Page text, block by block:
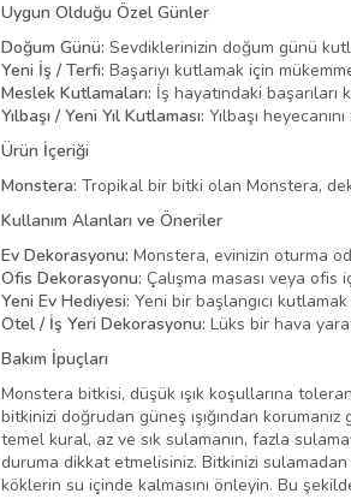
Uygun Olduğu Özel Günler
Doğum Günü: Sevdiklerinizin doğum günü
Yeni İş / Terfi: Başarıyı kutlamak için
Meslek Kutlamaları: İş hayatındaki
Yılbaşı / Yeni Yıl Kutlaması: Yılbaşı
Ürün İçeriği
Monstera: Tropikal bir bitki olan Monstera,
Kullanım Alanları ve Öneriler
Ev Dekorasyonu: Monstera, evinizin oturma
Ofis Dekorasyonu: Çalışma masası veya ofis
Yeni Ev Hediyesi: Yeni bir başlangıcı
Otel / İş Yeri Dekorasyonu: Lüks bir hava
Bakım İpuçları
Monstera bitkisi, düşük ışık koşullarına
bitkinizi doğrudan güneş ışığından
temel kural, az ve sık sulamanın, fazla
duruma dikkat etmelisiniz. Bitkinizi sulamadan
köklerin su içinde kalmasını önleyin. Bu